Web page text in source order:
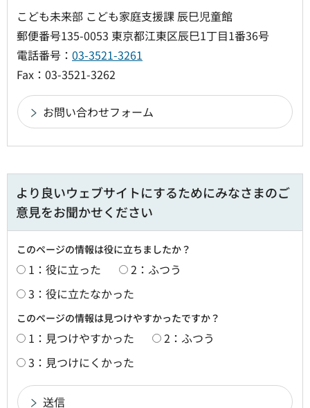
こども未来部 こども家庭支援課 辰巳児童館
郵便番号135-0053 東京都江東区辰巳1丁目1番36号
電話番号： 03-3521-3261
Fax：03-3521-3262
より良いウェブサイトにするためにみなさまのご
意見をお聞かせください
このページの情報は役に立ちましたか？
1：役に立った
2：ふつう
3：役に立たなかった
このページの情報は見つけやすかったですか？
1：見つけやすかった
2：ふつう
3：見つけにくかった